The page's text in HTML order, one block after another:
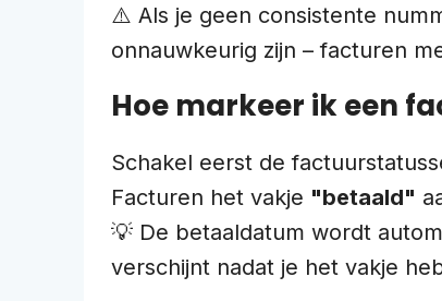
⚠️ Als je geen consistente
onnauwkeurig zijn – facturen
Hoe markeer ik een
Schakel eerst de
Facturen het vakje "betaald"
💡 De betaaldatum wordt
verschijnt nadat je het vakje